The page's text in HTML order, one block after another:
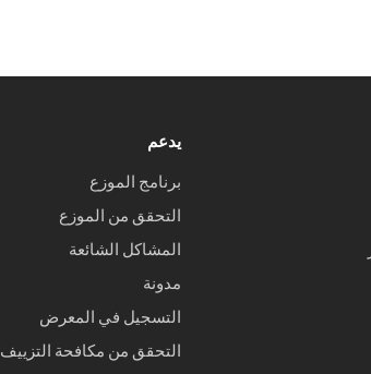
يدعم
برنامج الموزع
التحقق من الموزع
المشاكل الشائعة
مدونة
التسجيل في المعرض
التحقق من مكافحة التزييف